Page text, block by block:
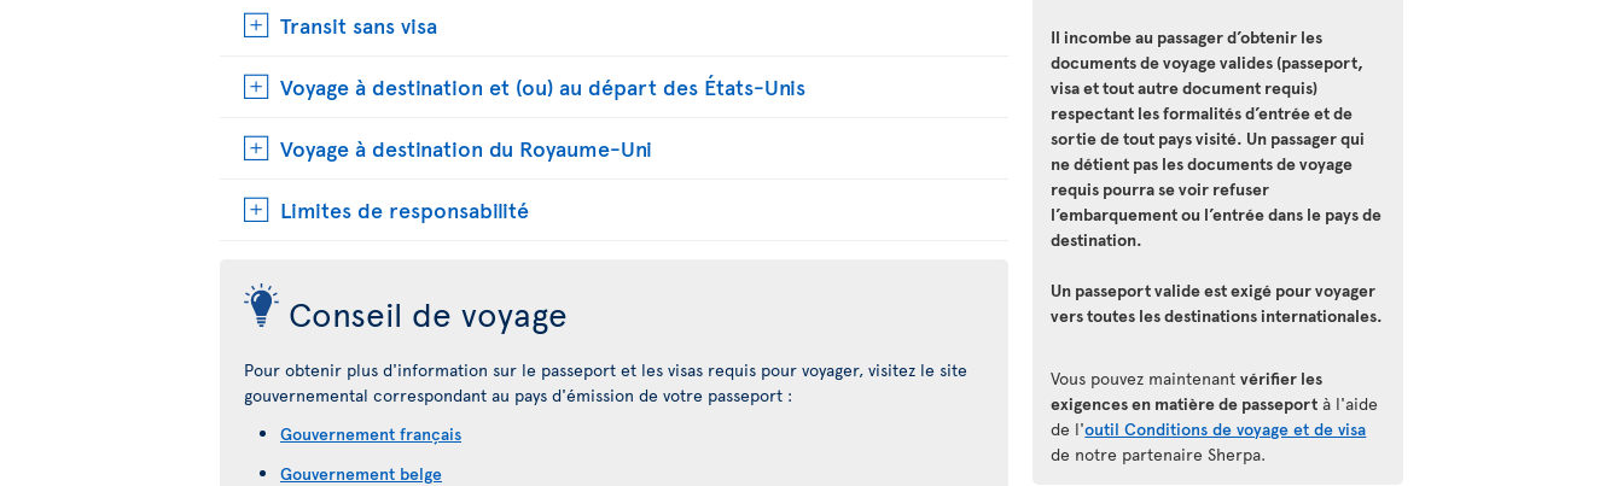
Transit sans visa
Voyage à destination et (ou) au départ des États-Unis
Voyage à destination du Royaume-Uni
Limites de responsabilité
Conseil de voyage
Pour obtenir plus d'information sur le passeport et les visas requis pour voyager, visitez le site
gouvernemental correspondant au pays d'émission de votre passeport :
Gouvernement français
Gouvernement belge
Il incombe au passager d’obtenir les
documents de voyage valides (passeport,
visa et tout autre document requis)
respectant les formalités d’entrée et de
sortie de tout pays visité. Un passager qui
ne détient pas les documents de voyage
requis pourra se voir refuser
l’embarquement ou l’entrée dans le pays de
destination.
Un passeport valide est exigé pour voyager
vers toutes les destinations internationales.
Vous pouvez maintenantvérifier les
exigences en matière de passeport à l'aide
de l'outil Conditions de voyage et de visa
de notre partenaire Sherpa.